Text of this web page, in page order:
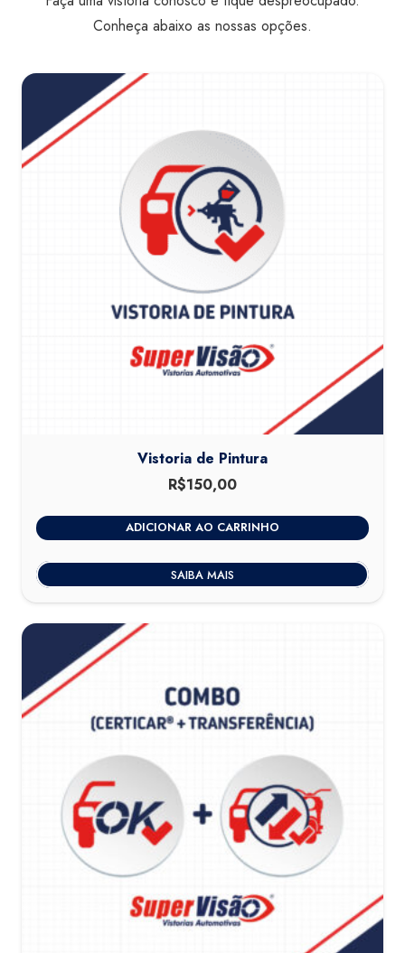
Conheça abaixo as nossas opções.
Vistoria de Pintura
R$150,00
ADICIONAR AO CARRINHO
SAIBA MAIS